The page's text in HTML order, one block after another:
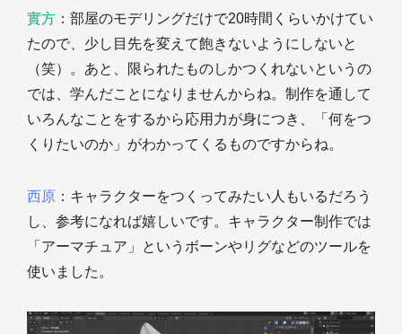
實方 ：部屋のモデリングだけで20時間くらいかけてい
たので、少し目先を変えて飽きないようにしないと
（笑）。あと、限られたものしかつくれないというの
では、学んだことになりませんからね。制作を通して
いろんなことをするから応用力が身につき、「何をつ
くりたいのか」がわかってくるものですからね。
西原 ：キャラクターをつくってみたい人もいるだろう
し、参考になれば嬉しいです。キャラクター制作では
「アーマチュア」というボーンやリグなどのツールを
使いました。